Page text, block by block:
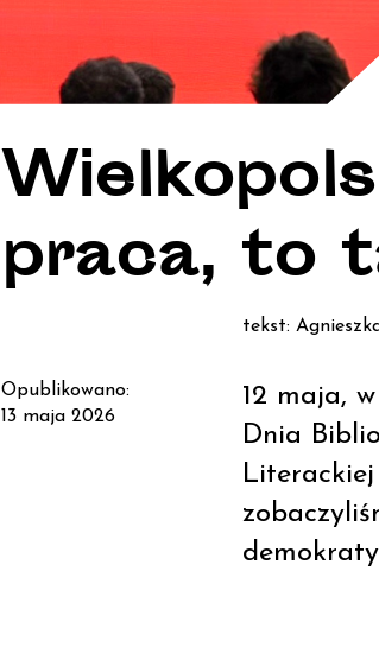
praca, to
tekst:
Opublikowano:
13 maja 2026
12 maja,
Dnia